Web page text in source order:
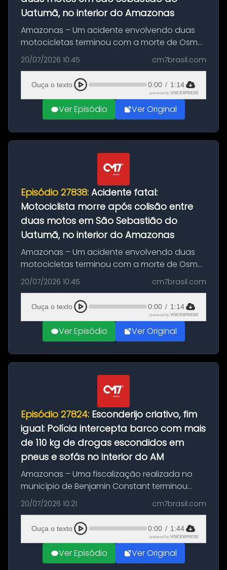
Uatumã, no interior do Amazonas
Amazonas – Um acidente envolvendo duas
motocicletas terminou com a morte de Osmar
Figueiredo de Souza, de 38 anos, no município
de São Sebastião do Uatumã, no interior do
Amazonas. A colisão ocorreu n...
20/07/2026 10:45 cm7brasil.com
Ouça o texto 0:00 / 1:14
powered by VOICEXPRESS
Ver Episódio Ver Original
Episódio 27838: Acidente fatal:
Motociclista morre após colisão entre
duas motos em São Sebastião do
Uatumã, no interior do Amazonas
Amazonas – Um acidente envolvendo duas
motocicletas terminou com a morte de Osmar
Figueiredo de Souza, de 38 anos, no município
de São Sebastião do Uatumã, no interior do
Amazonas. A colisão ocorreu n...
20/07/2026 10:45 cm7brasil.com
Ouça o texto 0:00 / 1:14
powered by VOICEXPRESS
Ver Episódio Ver Original
Episódio 27824: Esconderijo criativo, fim
igual: Polícia intercepta barco com mais
de 110 kg de drogas escondidos em
pneus e sofás no interior do AM
Amazonas – Uma fiscalização realizada no
município de Benjamin Constant terminou
com a apreensão de aproximadamente 115
quilos de entorpecentes em uma
embarcação atracada no porto da cidade. O
materia...
20/07/2026 10:21 cm7brasil.com
Ouça o texto 0:00 / 1:44
powered by VOICEXPRESS
Ver Episódio Ver Original